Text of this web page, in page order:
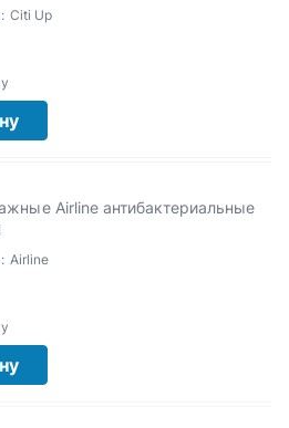
Citi Up
Airline антибактериальные
Airline